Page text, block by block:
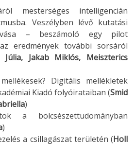
mesterséges intelligencián
Veszélyben lévő kutatási
– beszámoló egy pilot
eredmények további sorsáról
Júlia, Jakab Miklós, Meiszterics
Digitális mellékletek
Kiadó folyóirataiban (Smid
)
a bölcsészettudományban
)
a csillagászat területén (Holl